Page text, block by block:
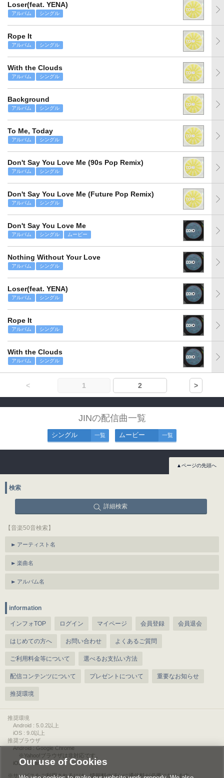
Loser(feat. YENA)
アルバム シングル
Rope It
アルバム シングル
With the Clouds
アルバム シングル
Background
アルバム シングル
To Me, Today
アルバム シングル
Don't Say You Love Me (90s Pop Remix)
アルバム シングル
Don't Say You Love Me (Future Pop Remix)
アルバム シングル
Don't Say You Love Me
アルバム シングル ムービー
Nothing Without Your Love
アルバム シングル
Loser(feat. YENA)
アルバム シングル
Rope It
アルバム シングル
With the Clouds
アルバム シングル
< 1 2 >
JINの配信曲一覧
シングル 一覧 ムービー 一覧
▲ページの先頭へ
検索
詳細検索
【音楽50音検索】
アーティスト名
楽曲名
アルバム名
information
インフォTOP ログイン マイページ 会員登録 会員退会
はじめての方へ お問い合わせ よくあるご質問
ご利用料金等について 選べるお支払い方法
配信コンテンツについて プレゼントについて 重要なお知らせ
推奨環境
推奨環境
Android : 5.0.2以上
iOS : 9.0以上
推奨ブラウザ
Android : Google Chrome
※Yahoo!ブラウザは非対応です。
iOS : Safari
サービスをご利用されるには、情報料のほかに通信料が必要になります。
Our use of Cookies